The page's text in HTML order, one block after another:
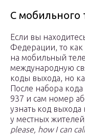
С мобильного
Если вы
Федерации, то
на мобильный
международную
коды выхода, но
После набора кода
937 и сам номер
узнать код выхода
у местных
please, how I can